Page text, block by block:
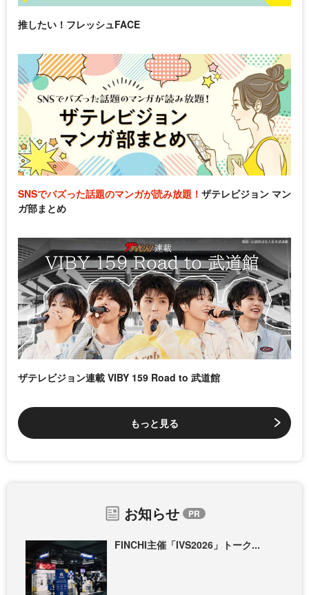
推したい！フレッシュFACE
SNSでバズった話題のマンガが読み放題！ ザテレビジョン マン
ガ部まとめ
ザテレビジョン連載 VIBY 159 Road to 武道館
もっと見る
お知らせ
FINCHI主催「IVS2026」トーク...